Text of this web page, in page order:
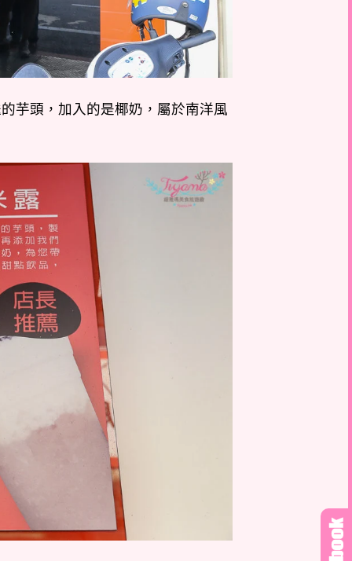
芋頭，加入的是椰奶，屬於南洋風